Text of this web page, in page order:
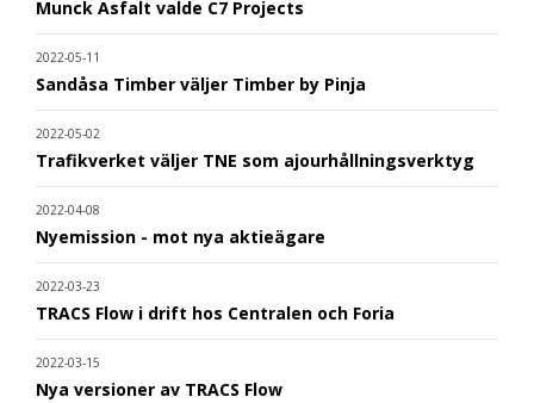
Munck Asfalt valde C7 Projects
2022-05-11
Sandåsa Timber väljer Timber by Pinja
2022-05-02
Trafikverket väljer TNE som ajourhållningsverktyg
2022-04-08
Nyemission - mot nya aktieägare
2022-03-23
TRACS Flow i drift hos Centralen och Foria
2022-03-15
Nya versioner av TRACS Flow